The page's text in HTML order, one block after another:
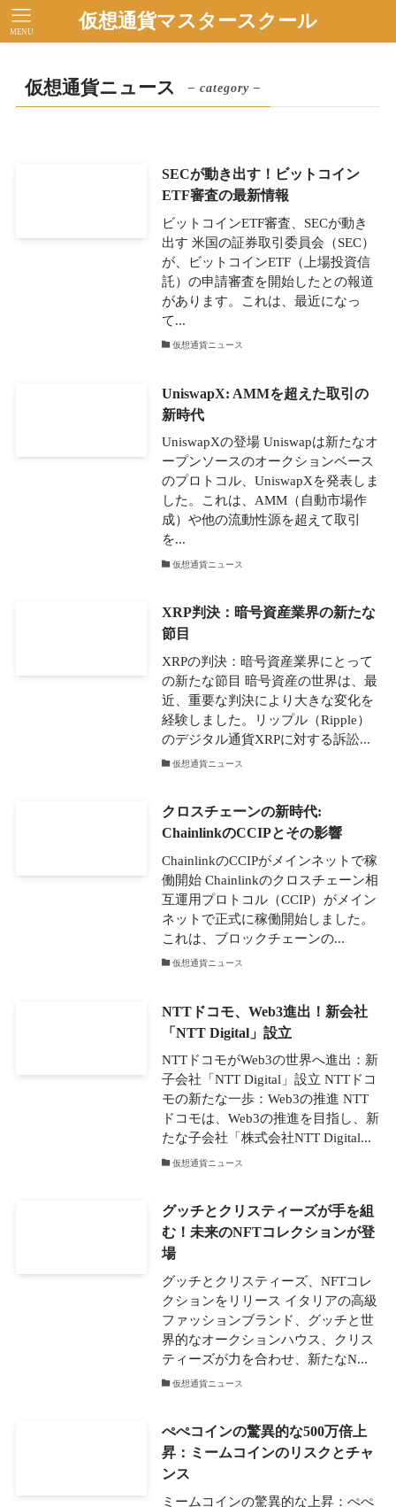
仮想通貨マスタースクール
MENU
仮想通貨ニュース – category –
SECが動き出す！ビットコイン
ETF審査の最新情報
ビットコインETF審査、SECが動き
出す 米国の証券取引委員会（SEC）
が、ビットコインETF（上場投資信
託）の申請審査を開始したとの報道
があります。これは、最近になっ
て...
仮想通貨ニュース
UniswapX: AMMを超えた取引の
新時代
UniswapXの登場 Uniswapは新たなオ
ープンソースのオークションベース
のプロトコル、UniswapXを発表しま
した。これは、AMM（自動市場作
成）や他の流動性源を超えて取引
を...
仮想通貨ニュース
XRP判決：暗号資産業界の新たな
節目
XRPの判決：暗号資産業界にとって
の新たな節目 暗号資産の世界は、最
近、重要な判決により大きな変化を
経験しました。リップル（Ripple）
のデジタル通貨XRPに対する訴訟...
仮想通貨ニュース
クロスチェーンの新時代:
ChainlinkのCCIPとその影響
ChainlinkのCCIPがメインネットで稼
働開始 Chainlinkのクロスチェーン相
互運用プロトコル（CCIP）がメイン
ネットで正式に稼働開始しました。
これは、ブロックチェーンの...
仮想通貨ニュース
NTTドコモ、Web3進出！新会社
「NTT Digital」設立
NTTドコモがWeb3の世界へ進出：新
子会社「NTT Digital」設立 NTTドコ
モの新たな一歩：Web3の推進 NTT
ドコモは、Web3の推進を目指し、新
たな子会社「株式会社NTT Digital...
仮想通貨ニュース
グッチとクリスティーズが手を組
む！未来のNFTコレクションが登
場
グッチとクリスティーズ、NFTコレ
クションをリリース イタリアの高級
ファッションブランド、グッチと世
界的なオークションハウス、クリス
ティーズが力を合わせ、新たなN...
仮想通貨ニュース
ぺぺコインの驚異的な500万倍上
昇：ミームコインのリスクとチャ
ンス
ミームコインの驚異的な上昇：ぺぺ